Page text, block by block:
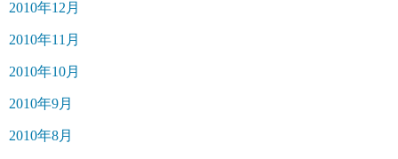
2010年12月
2010年11月
2010年10月
2010年9月
2010年8月